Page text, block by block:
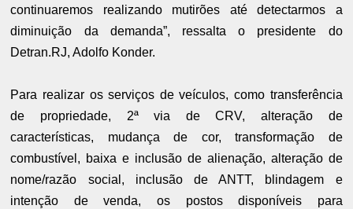
continuaremos realizando mutirões até detectarmos a
diminuição da demanda”, ressalta o presidente do
Detran.RJ, Adolfo Konder.
Para realizar os serviços de veículos, como transferência
de propriedade, 2ª via de CRV, alteração de
características, mudança de cor, transformação de
combustível, baixa e inclusão de alienação, alteração de
nome/razão social, inclusão de ANTT, blindagem e
intenção de venda, os postos disponíveis para